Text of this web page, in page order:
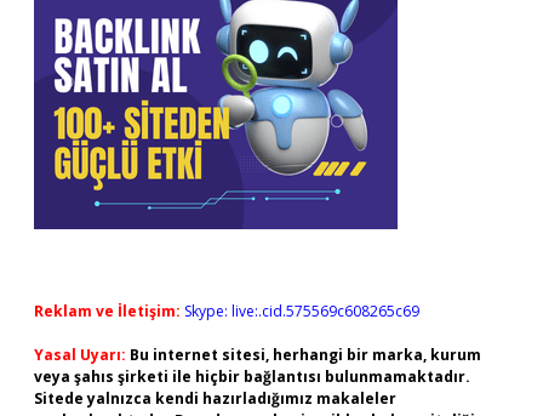
Reklam ve İletişim: Skype: live:.cid.575569c608265c69
Yasal Uyarı: Bu internet sitesi, herhangi bir marka, kurum
veya şahıs şirketi ile hiçbir bağlantısı bulunmamaktadır.
Sitede yalnızca kendi hazırladığımız makaleler